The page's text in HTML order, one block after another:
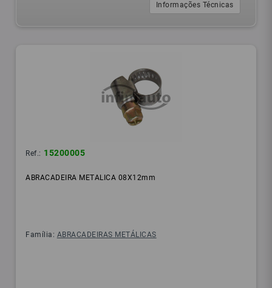
Informações Técnicas
Ref.: 15200005
ABRACADEIRA METALICA 08X12mm
Família: ABRACADEIRAS METÁLICAS